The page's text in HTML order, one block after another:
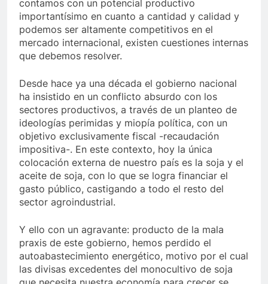
contamos con un potencial productivo
importantísimo en cuanto a cantidad y calidad y
podemos ser altamente competitivos en el
mercado internacional, existen cuestiones internas
que debemos resolver.
Desde hace ya una década el gobierno nacional
ha insistido en un conflicto absurdo con los
sectores productivos, a través de un planteo de
ideologías perimidas y miopía política, con un
objetivo exclusivamente fiscal -recaudación
impositiva-. En este contexto, hoy la única
colocación externa de nuestro país es la soja y el
aceite de soja, con lo que se logra financiar el
gasto público, castigando a todo el resto del
sector agroindustrial.
Y ello con un agravante: producto de la mala
praxis de este gobierno, hemos perdido el
autoabastecimiento energético, motivo por el cual
las divisas excedentes del monocultivo de soja